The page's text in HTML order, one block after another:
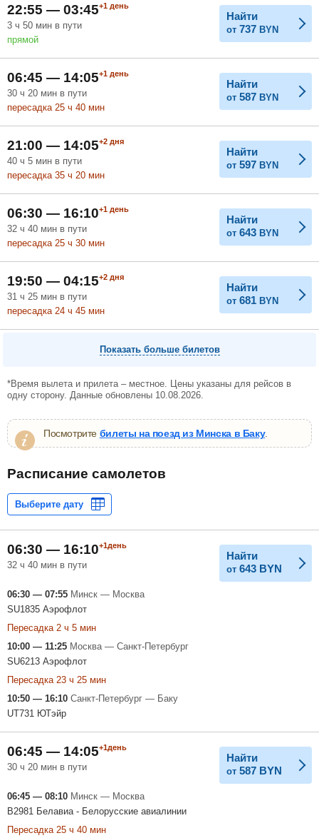
22:55 — 03:45+1 день
3 ч 50 мин в пути
прямой
Найти
от 737 BYN
06:45 — 14:05+1 день
30 ч 20 мин в пути
пересадка 25 ч 40 мин
Найти
от 587 BYN
21:00 — 14:05+2 дня
40 ч 5 мин в пути
пересадка 35 ч 20 мин
Найти
от 597 BYN
06:30 — 16:10+1 день
32 ч 40 мин в пути
пересадка 25 ч 30 мин
Найти
от 643 BYN
19:50 — 04:15+2 дня
31 ч 25 мин в пути
пересадка 24 ч 45 мин
Найти
от 681 BYN
Показать больше билетов
*Время вылета и прилета – местное. Цены указаны для рейсов в
одну сторону. Данные обновлены 10.08.2026.
Посмотрите билеты на поезд из Минска в Баку.
Расписание самолетов
06:30 — 16:10+1день
32 ч 40 мин в пути
Найти
от 643 BYN
06:30 — 07:55 Минск — Москва
SU1835 Аэрофлот
Пересадка 2 ч 5 мин
10:00 — 11:25 Москва — Санкт-Петербург
SU6213 Аэрофлот
Пересадка 23 ч 25 мин
10:50 — 16:10 Санкт-Петербург — Баку
UT731 ЮТэйр
06:45 — 14:05+1день
30 ч 20 мин в пути
Найти
от 587 BYN
06:45 — 08:10 Минск — Москва
B2981 Белавиа - Белорусские авиалинии
Пересадка 25 ч 40 мин